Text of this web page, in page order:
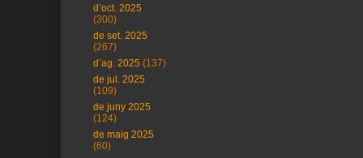
d’oct. 2025
(300)
de set. 2025
(267)
d’ag. 2025 (137)
de jul. 2025
(109)
de juny 2025
(124)
de maig 2025
(60)